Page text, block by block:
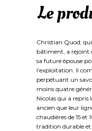
Le
Christian Quod,
bâtiment, a rejoint
sa future épouse
l’exploitation. Il
perpétuant un
moins quatre
Nicolas qui a repris
ancien que leur
chaudières de 15
tradition durable et